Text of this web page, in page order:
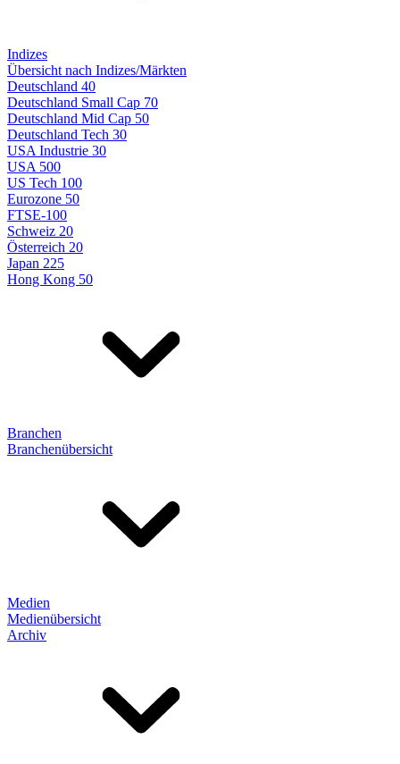
Indizes
Übersicht nach Indizes/Märkten
Deutschland 40
Deutschland Small Cap 70
Deutschland Mid Cap 50
Deutschland Tech 30
USA Industrie 30
USA 500
US Tech 100
Eurozone 50
FTSE-100
Schweiz 20
Österreich 20
Japan 225
Hong Kong 50
Branchen
Branchenübersicht
Medien
Medienübersicht
Archiv